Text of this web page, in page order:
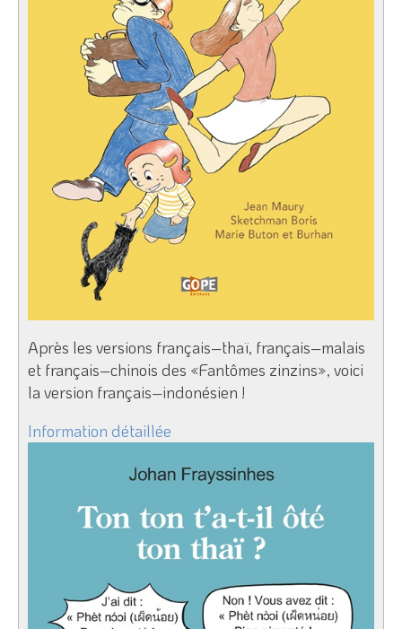
Après les versions français–thaï, français–malais
et français–chinois des «Fantômes zinzins», voici
la version français–indonésien !
Information détaillée